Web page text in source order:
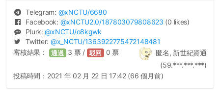
Telegram: @xNCTU/6680
Facebook: @xNCTU2.0/187803079808623 (0 likes)
Plurk:@xNCTU/o8kgwk
Twitter: @x_NCTU/1363922775472148481
匿名, 新世紀資通
(59.***.***.***)
審核結果： 通過 3 票 / 駁回 0 票
投稿時間： 2021 年 02 月 22 日 17:42 (66 個月前)